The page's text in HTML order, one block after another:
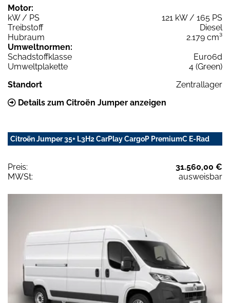
Motor:
kW / PS
121 kW / 165 PS
Treibstoff
Diesel
Hubraum
2.179 cm³
Umweltnormen:
Schadstoffklasse
Euro6d
Umweltplakette
4 (Green)
Standort
Zentrallager
Details zum Citroën Jumper anzeigen
Citroën Jumper 35+ L3H2 CarPlay CargoP PremiumC E-Rad
Preis:
31.560,00 €
MWSt:
ausweisbar